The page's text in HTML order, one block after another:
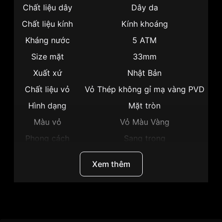
Chất liệu dây
Dây da
Chất liệu kính
Kính khoáng
Kháng nước
5 ATM
Size mặt
33mm
Xuất xứ
Nhật Bản
Chất liệu vỏ
Vỏ Thép không gỉ mạ vàng PVD
Hình dạng
Mặt tròn
Màu vỏ
Vỏ Màu Vàng
Phong cách
Sang trọng
Dạ quang, Lịch ngày, Giờ, Phút,
Xem thêm